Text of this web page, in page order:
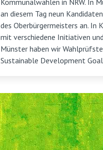
Kommunalwahlen in NRW. In
an diesem Tag neun
des Oberbürgermeisters an. In
mit verschiedene Initiativen
Münster haben wir
Sustainable Development